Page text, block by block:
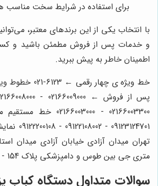
برای استفاده در شرایط سخت مناسب
با انتخاب یکی از این برندهای معتبر،
و خدمات پس از فروش مطمئن باشید و
اطمینان خاطر به پیش ببرید.
خط ویژه ی چهار
02166003300 -
متری جی بین طوس و دامپزشکی پلاک 154 - 156 - 158
سوالات متداول دستگاه کباب